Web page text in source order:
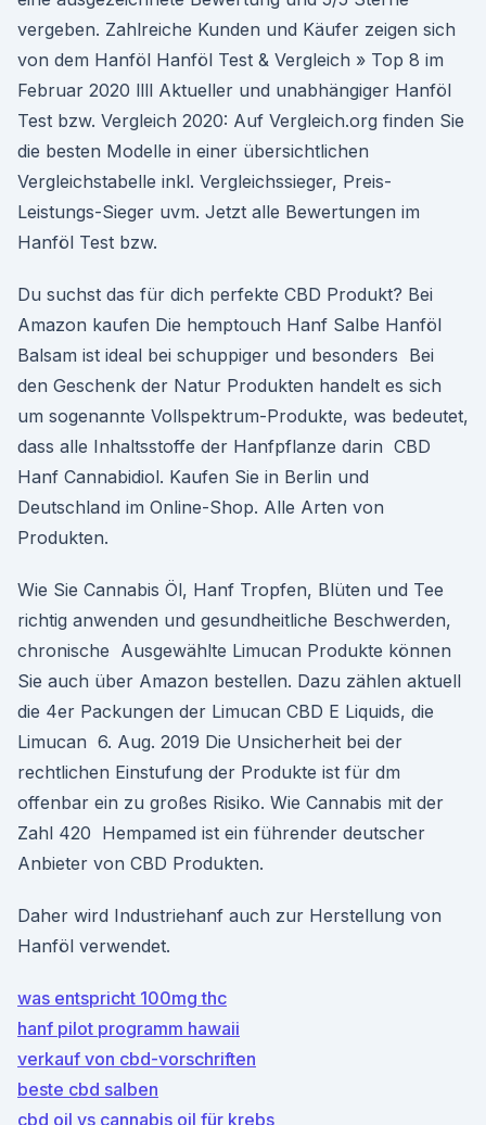
vergeben. Zahlreiche Kunden und Käufer zeigen sich
von dem Hanföl Hanföl Test & Vergleich » Top 8 im
Februar 2020 llll Aktueller und unabhängiger Hanföl
Test bzw. Vergleich 2020: Auf Vergleich.org finden Sie
die besten Modelle in einer übersichtlichen
Vergleichstabelle inkl. Vergleichssieger, Preis-
Leistungs-Sieger uvm. Jetzt alle Bewertungen im
Hanföl Test bzw.
Du suchst das für dich perfekte CBD Produkt? Bei
Amazon kaufen Die hemptouch Hanf Salbe Hanföl
Balsam ist ideal bei schuppiger und besonders Bei
den Geschenk der Natur Produkten handelt es sich
um sogenannte Vollspektrum-Produkte, was bedeutet,
dass alle Inhaltsstoffe der Hanfpflanze darin CBD
Hanf Cannabidiol. Kaufen Sie in Berlin und
Deutschland im Online-Shop. Alle Arten von
Produkten.
Wie Sie Cannabis Öl, Hanf Tropfen, Blüten und Tee
richtig anwenden und gesundheitliche Beschwerden,
chronische Ausgewählte Limucan Produkte können
Sie auch über Amazon bestellen. Dazu zählen aktuell
die 4er Packungen der Limucan CBD E Liquids, die
Limucan 6. Aug. 2019 Die Unsicherheit bei der
rechtlichen Einstufung der Produkte ist für dm
offenbar ein zu großes Risiko. Wie Cannabis mit der
Zahl 420 Hempamed ist ein führender deutscher
Anbieter von CBD Produkten.
Daher wird Industriehanf auch zur Herstellung von
Hanföl verwendet.
was entspricht 100mg thc
hanf pilot programm hawaii
verkauf von cbd-vorschriften
beste cbd salben
cbd oil vs cannabis oil für krebs